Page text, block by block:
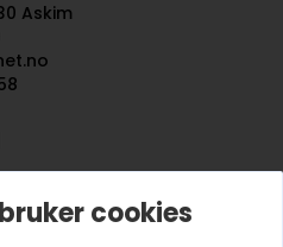
Askim
cookies